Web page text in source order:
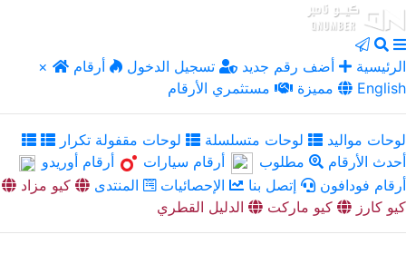
× الرئيسية أضف رقم جديد تسجيل الدخول
أرقام
مميزة
مستثمري الأرقام English
لوحات مواليد لوحات متسلسلة
لوحات مقفولة تكرار
أحدث الأرقام
مطلوب أرقام سيارات
أرقام أوريدو
أرقام فودافون
إتصل بنا الإحصائيات المنتدى
كيو مزاد
كيو كارز
كيو ماركت الدليل القطري